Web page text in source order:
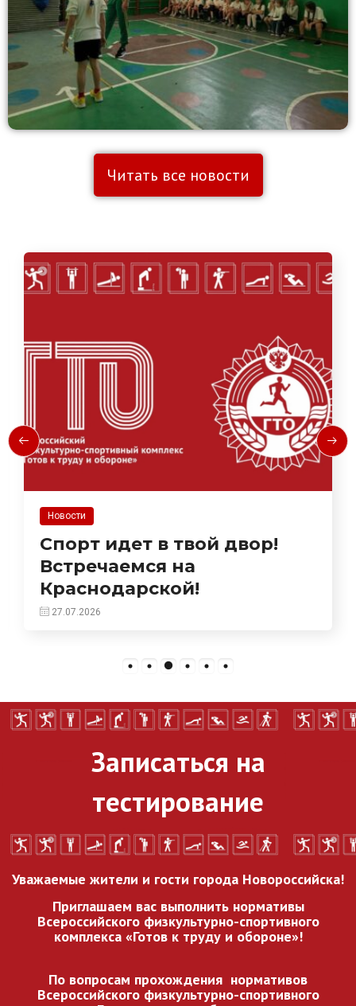
Читать все новости
Новости
Спорт идет в твой двор!
Встречаемся на
Краснодарской!
27.07.2026
Записаться на
тестирование
Уважаемые жители и гости города Новороссийска!
Приглашаем вас выполнить нормативы
Всероссийского физкультурно-спортивного
комплекса «Готов к труду и обороне»!
По вопросам прохождения нормативов
Всероссийского физкультурно-спортивного